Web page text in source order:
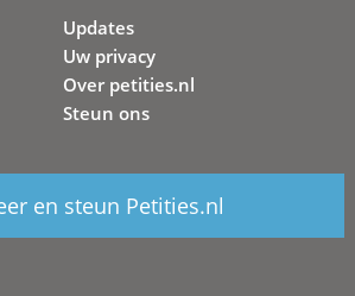
Updates
Uw privacy
Over petities.nl
Steun ons
en steun Petities.nl